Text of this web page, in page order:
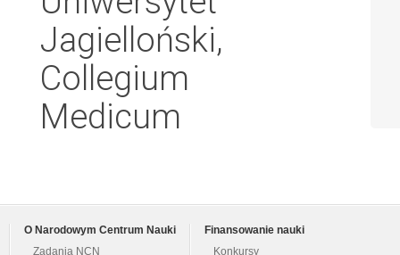
Jagielloński,
Collegium
Medicum
O Narodowym Centrum Nauki
Zadania NCN
Finansowanie nauki
Konkursy